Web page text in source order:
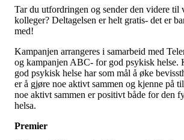
Tar du utfordringen og sender den videre til
kolleger? Deltagelsen er helt gratis- det er
med!
Kampanjen arrangeres i samarbeid med
og kampanjen ABC- for god psykisk helse.
god psykisk helse har som mål å øke
er å gjøre noe aktivt sammen og kjenne på
noe aktivt sammen er positivt både for den
helsa.
Premier